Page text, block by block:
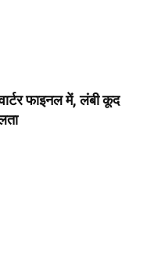
फाइनल में, लंबी कूद